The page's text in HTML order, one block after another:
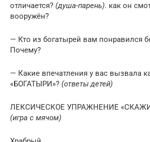
отличается? (душа-парень). как он
вооружён?
— Кто из богатырей вам понравился
Почему?
— Какие впечатления у вас вызвала
«БОГАТЫРИ»? (ответы детей)
ЛЕКСИЧЕСКОЕ УПРАЖНЕНИЕ
(игра с мячом)